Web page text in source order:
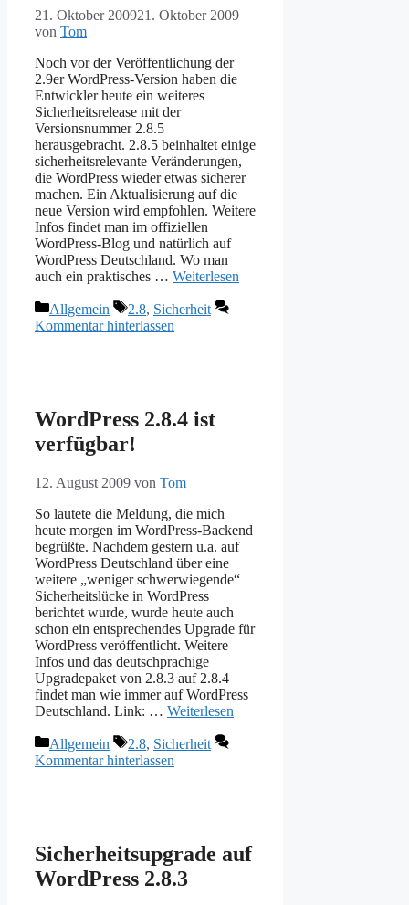
21. Oktober 200921. Oktober 2009
von Tom
Noch vor der Veröffentlichung der
2.9er WordPress-Version haben die
Entwickler heute ein weiteres
Sicherheitsrelease mit der
Versionsnummer 2.8.5
herausgebracht. 2.8.5 beinhaltet einige
sicherheitsrelevante Veränderungen,
die WordPress wieder etwas sicherer
machen. Ein Aktualisierung auf die
neue Version wird empfohlen. Weitere
Infos findet man im offiziellen
WordPress-Blog und natürlich auf
WordPress Deutschland. Wo man
auch ein praktisches … Weiterlesen
Kategorien
Allgemein Schlagwörter
2.8, Sicherheit
Kommentar hinterlassen
WordPress 2.8.4 ist
verfügbar!
12. August 2009 von Tom
So lautete die Meldung, die mich
heute morgen im WordPress-Backend
begrüßte. Nachdem gestern u.a. auf
WordPress Deutschland über eine
weitere „weniger schwerwiegende“
Sicherheitslücke in WordPress
berichtet wurde, wurde heute auch
schon ein entsprechendes Upgrade für
WordPress veröffentlicht. Weitere
Infos und das deutschprachige
Upgradepaket von 2.8.3 auf 2.8.4
findet man wie immer auf WordPress
Deutschland. Link: … Weiterlesen
Kategorien
Allgemein Schlagwörter
2.8, Sicherheit
Kommentar hinterlassen
Sicherheitsupgrade auf
WordPress 2.8.3